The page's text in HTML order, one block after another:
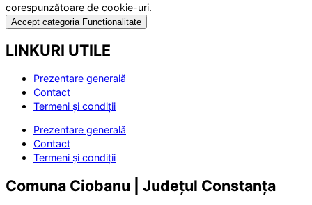
corespunzătoare de cookie-uri.
Accept categoria Funcționalitate
LINKURI UTILE
Prezentare generală
Contact
Termeni și condiții
Prezentare generală
Contact
Termeni și condiții
Comuna Ciobanu | Județul Constanța